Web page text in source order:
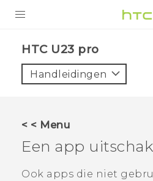
VIVE
HTC U23 pro‎
Handleidingen
< < Menu
Een app
Ook apps die niet